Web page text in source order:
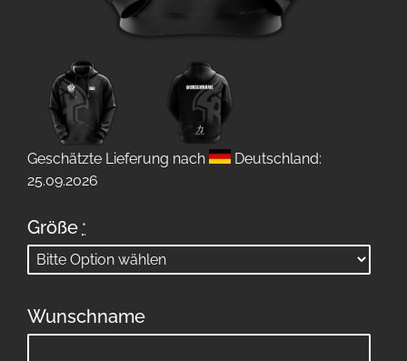
Geschätzte Lieferung nach
Deutschland:
25.09.2026
Größe *
Wunschname